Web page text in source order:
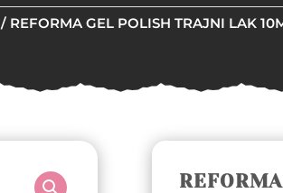
/ REFORMA GEL POLISH TRAJNI LAK